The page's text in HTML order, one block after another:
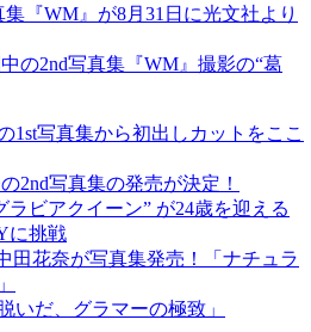
『WM』が8月31日に光文社より
の2nd写真集『WM』撮影の“葛
1st写真集から初出しカットをここ
2nd写真集の発売が決定！
ラビアクイーン” が24歳を迎える
に挑戦
田花奈が写真集発売！「ナチュラ
いだ、グラマーの極致」